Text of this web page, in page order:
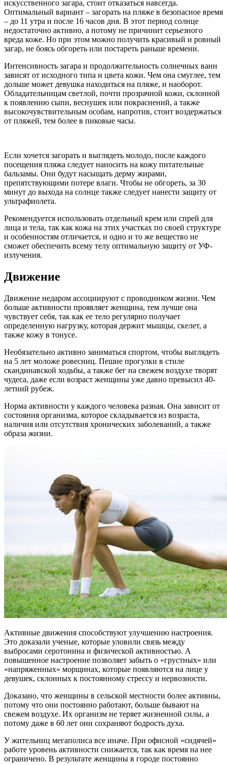
искусственного загара, стоит отказаться навсегда.
Оптимальный вариант – загорать на пляже в безопасное время
– до 11 утра и после 16 часов дня. В этот период солнце
недостаточно активно, а потому не причинит серьезного
вреда коже. Но при этом можно получить красивый и ровный
загар, не боясь обгореть или постареть раньше времени.
Интенсивность загара и продолжительность солнечных ванн
зависят от исходного типа и цвета кожи. Чем она смуглее, тем
дольше может девушка находиться на пляже, и наоборот.
Обладательницам светлой, почти прозрачной кожи, склонной
к появлению сыпи, веснушек или покраснений, а также
высокочувствительным особам, напротив, стоит воздержаться
от пляжей, тем более в пиковые часы.
Если хочется загорать и выглядеть молодо, после каждого
посещения пляжа следует наносить на кожу питательные
бальзамы. Они будут насыщать дерму жирами,
препятствующими потере влаги. Чтобы не обгореть, за 30
минут до выхода на солнце также следует нанести защиту от
ультрафиолета.
Рекомендуется использовать отдельный крем или спрей для
лица и тела, так как кожа на этих участках по своей структуре
и особенностям отличается, и одно и то же вещество не
сможет обеспечить всему телу оптимальную защиту от УФ-
излучения.
Движение
Движение недаром ассоциируют с проводником жизни. Чем
больше активности проявляет женщина, тем лучше она
чувствует себя, так как ее тело регулярно получает
определенную нагрузку, которая держит мышцы, скелет, а
также кожу в тонусе.
Необязательно активно заниматься спортом, чтобы выглядеть
на 5 лет моложе ровесниц. Пешие прогулки в стиле
скандинавской ходьбы, а также бег на свежем воздухе творят
чудеса, даже если возраст женщины уже давно превысил 40-
летний рубеж.
Норма активности у каждого человека разная. Она зависит от
состояния организма, которое складывается из возраста,
наличия или отсутствия хронических заболеваний, а также
образа жизни.
Активные движения способствуют улучшению настроения.
Это доказали ученые, которые уловили связь между
выбросами серотонина и физической активностью. А
повышенное настроение позволяет забыть о «грустных» или
«напряженных» морщинах, которые появляются на лице у
девушек, склонных к постоянному стрессу и нервозности.
Доказано, что женщины в сельской местности более активны,
потому что они постоянно работают, больше бывают на
свежем воздухе. Их организм не теряет жизненной силы, а
потому даже в 60 лет они сохраняют бодрость духа.
У жительниц мегаполиса все иначе. При офисной «сидячей»
работе уровень активности снижается, так как время на нее
ограничено. В результате женщины в городе постоянно